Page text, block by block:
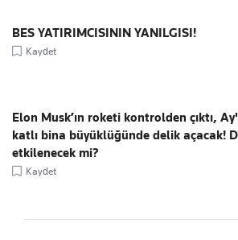
BES YATIRIMCISININ YANILGISI!
Kaydet
Elon Musk’ın roketi kontrolden çıktı,
katlı bina büyüklüğünde delik açacak!
etkilenecek mi?
Kaydet